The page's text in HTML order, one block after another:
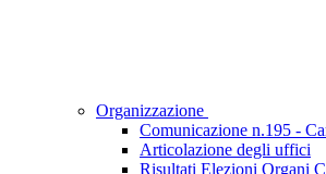
Organizzazione
Comunicazione n.195 -
Articolazione degli uffici
Risultati Elezioni Organi